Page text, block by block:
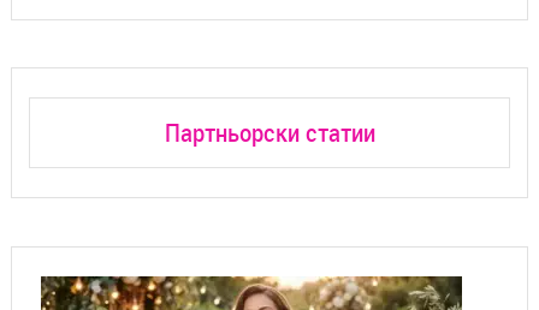
Партньорски статии